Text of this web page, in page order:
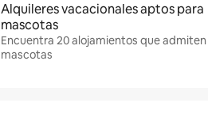
Alquileres vacacionales aptos para
mascotas
Encuentra 20 alojamientos que admiten
mascotas